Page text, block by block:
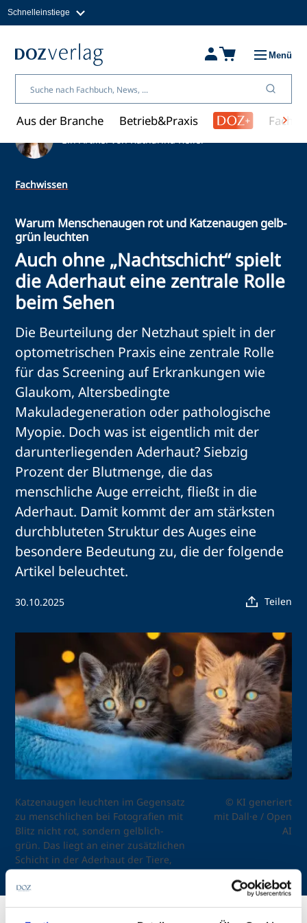
Inhalt
Schnelleinstiege
Fachbücher & Shop
Über uns
Menü
Aus der Branche Betrieb&Praxis
Fachwissen
Warum Menschenaugen rot und Katzenaugen gelb-
grün leuchten
Auch ohne „Nachtschicht“ spielt
die Aderhaut eine zentrale Rolle
beim Sehen
Die Beurteilung der Netzhaut spielt in der
optometrischen Praxis eine zentrale Rolle
für das Screening auf Erkrankungen wie
Glaukom, Altersbedingte
Makuladegeneration oder pathologische
Myopie. Doch was ist eigentlich mit der
darunterliegenden Aderhaut? Siebzig
Prozent der Blutmenge, die das
menschliche Auge erreicht, fließt in die
Aderhaut. Damit kommt der am stärksten
durchbluteten Struktur des Auges eine
besondere Bedeutung zu, die der folgende
Artikel beleuchtet.
30.10.2025 Teilen
Katzenaugen leuchten im Gegensatz
zu menschlichen bei Fotografien mit
Blitz nicht rot, sondern gelblich-
grün. Das liegt an einer zusätzlichen
Schicht in der Aderhaut der Tiere,
die für das Sehen bei Nacht von
Bedeutung ist.
© KI generiert
mit Dall·e / Open
AI